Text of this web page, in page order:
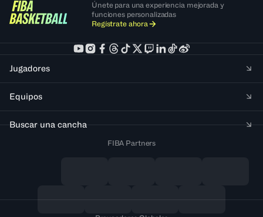
Únete para una experiencia mejorada y
funciones personalizadas
Regístrate ahora
Jugadores
Equipos
Buscar una cancha
FIBA Partners